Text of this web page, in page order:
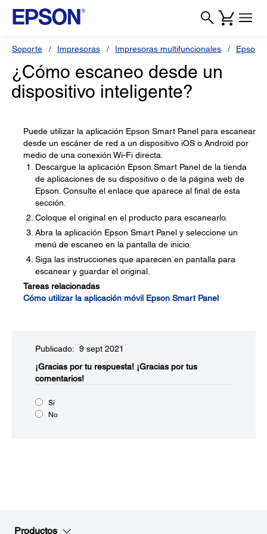
Soporte Impresoras Impresoras multifuncionales Epson L
¿Cómo escaneo desde un
dispositivo inteligente?
Puede utilizar la aplicación Epson Smart Panel para escanear
desde un escáner de red a un dispositivo iOS o Android por
medio de una conexión Wi-Fi directa.
Descargue la aplicación Epson Smart Panel de la tienda
de aplicaciones de su dispositivo o de la página web de
Epson. Consulte el enlace que aparece al final de esta
sección.
Coloque el original en el producto para escanearlo.
Abra la aplicación Epson Smart Panel y seleccione un
menú de escaneo en la pantalla de inicio.
Siga las instrucciones que aparecen en pantalla para
escanear y guardar el original.
Tareas relacionadas
Cómo utilizar la aplicación móvil Epson Smart Panel
Publicado: 9 sept 2021
¡Gracias por tu respuesta! ¡Gracias por tus
comentarios!
Sí
No
Productos